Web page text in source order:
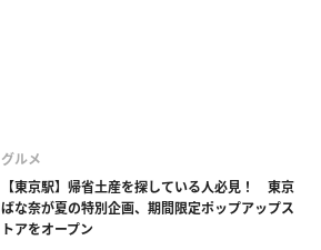
グルメ
【東京駅】帰省土産を探している人必見！ 東京
ばな奈が夏の特別企画、期間限定ポップアップス
トアをオープン